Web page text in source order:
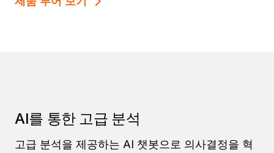
AI를 통한 고급 분석
고급 분석을 제공하는 AI 챗봇으로 의사결정을 혁